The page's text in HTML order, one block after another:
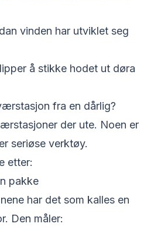
vinden har utviklet seg
å stikke hodet ut døra
fra en dårlig?
der ute. Noen er
seriøse verktøy.
etter:
pakke
har det som kalles en
Den måler: